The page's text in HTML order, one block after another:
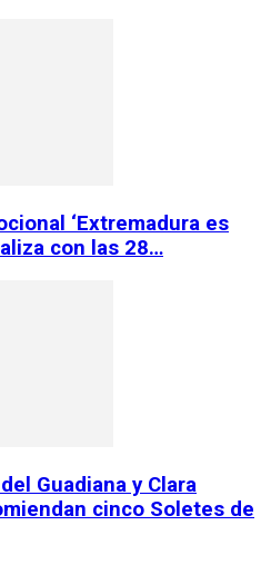
‘Extremadura es
con las 28…
Guadiana y Clara
cinco Soletes de